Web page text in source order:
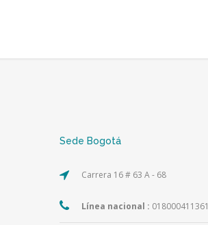
Sede Bogotá
Carrera 16 # 63 A - 68
Línea nacional : 018000411361